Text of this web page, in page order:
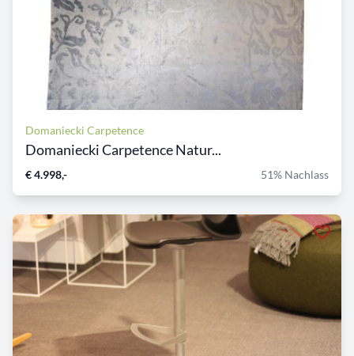
Domaniecki Carpetence
Domaniecki Carpetence Natur...
€ 4.998,- 51% Nachlass